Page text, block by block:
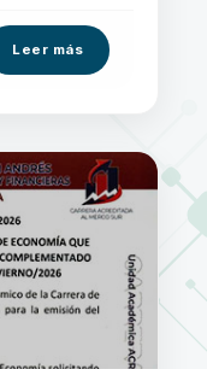
Leer más